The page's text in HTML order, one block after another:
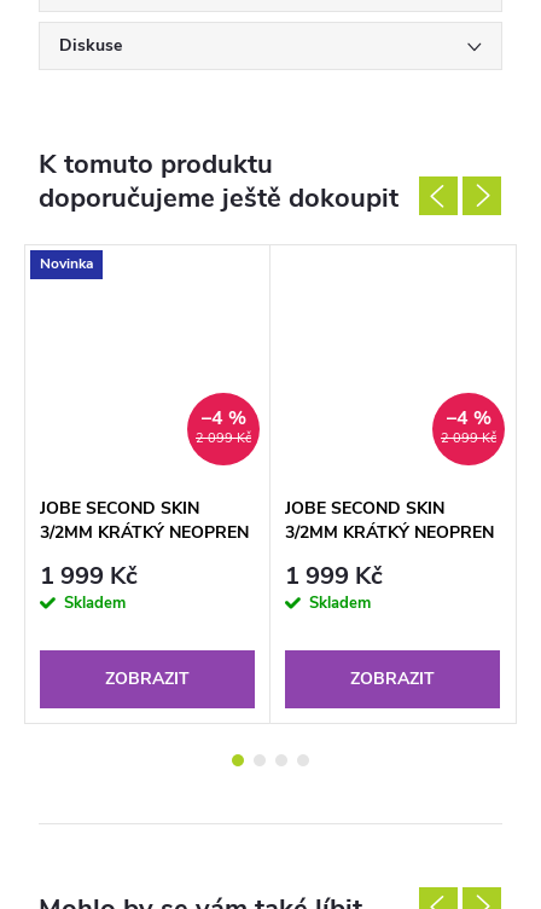
Diskuse
K tomuto produktu
doporučujeme ještě dokoupit
Novinka
2 099 Kč
–4 %
JOBE SECOND SKIN
3/2MM KRÁTKÝ NEOPREN
1 999 Kč
Skladem
ZOBRAZIT
2 099 Kč
–4 %
JOBE SECOND SKIN
3/2MM KRÁTKÝ NEOPREN
1 999 Kč
Skladem
ZOBRAZIT